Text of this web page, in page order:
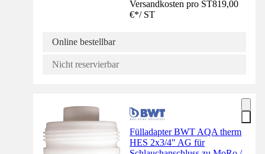
Versandkosten pro ST819,00
€*/ ST
Online bestellbar
Nicht reservierbar
Fülladapter BWT AQA therm
HES 2x3/4" AG für